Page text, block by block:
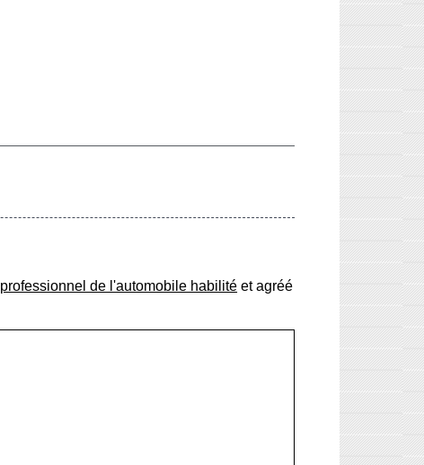
professionnel de l'automobile habilité et agréé